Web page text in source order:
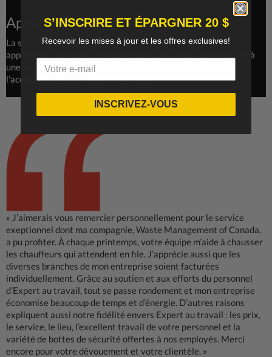
Application téléphonique
La solution mobile de Expert au Travail, basée sur une
application, simplifie les programmes de sécurité gérés grâce à
une vérification facile des employés, la commande mobile et
l'accès au programme en temps réel.
« J’aimerais vous remercier personnellement pour le service
exeptionnel dont ma compagnie, Waste Management of Canada,
a pu profiter. À chaque printemps, votre équipe m’aide à chausser
les chauffeurs qui attendent en file. J’apprécie aussi que les
diverses branches de mon entreprise soient facturées
individuellement. Grâce au soutien et aux efforts du personnel
d’Expert au travail, tout se passe rondement et mon entreprise
économise beaucoup de temps et d’énergie. D’autres raisons
expliquent aussi notre fidélité envers Expert au travail : les prix,
le service, le lieu, l’excellent travail de votre personnel et la
variété de bottes de sécurité offertes à nos employés. Merci
encore pour votre dévouement et votre clientèle. »
S’INSCRIRE ET ÉPARGNER 20 $
Recevoir les mises à jour et les offres exclusives!
INSCRIVEZ-VOUS